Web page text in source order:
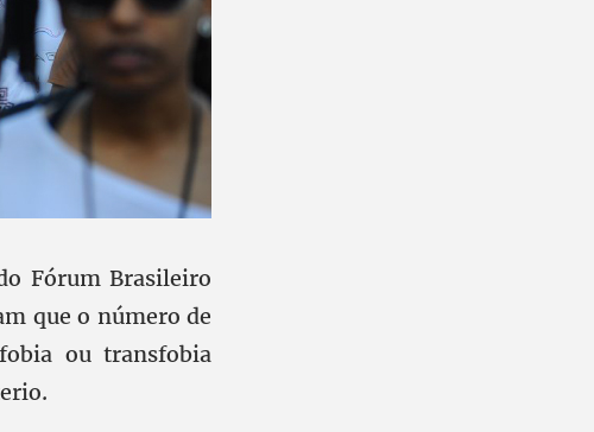
Fórum Brasileiro
que o número de
ou transfobia